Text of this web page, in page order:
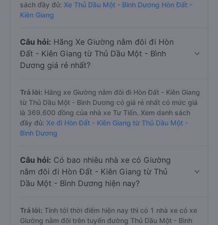
sách đầy đủ: Xe Thủ Dầu Một - Bình Dương Hòn Đất -
Kiên Giang
Câu hỏi: Hãng Xe Giường nằm đôi đi Hòn
Đất - Kiên Giang từ Thủ Dầu Một - Bình
Dương giá rẻ nhất?
Trả lời: Hãng xe Giường nằm đôi đi Hòn Đất - Kiên Giang
từ Thủ Dầu Một - Bình Dương có giá rẻ nhất có mức giá
là 369.600 đồng của nhà xe Tư Tiến. Xem danh sách
đầy đủ: Xe đi Hòn Đất - Kiên Giang từ Thủ Dầu Một -
Bình Dương
Câu hỏi: Có bao nhiêu nhà xe có Giường
nằm đôi đi Hòn Đất - Kiên Giang từ Thủ
Dầu Một - Bình Dương hiện nay?
Trả lời: Tính tới thời điểm hiện nay thì có 1 nhà xe có xe
Giường nằm đôi trên tuyến đường Thủ Dầu Một - Bình